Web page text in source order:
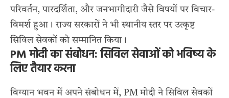
परिवर्तन, पारदर्शिता, और जनभागीदारी जैसे विषयों पर विचार-
विमर्श हुआ। राज्य सरकारों ने भी स्थानीय स्तर पर उत्कृष्ट
सिविल सेवकों को सम्मानित किया।
PM मोदी का संबोधन: सिविल सेवाओं को भविष्य के
लिए तैयार करना
विग्यान भवन में अपने संबोधन में, PM मोदी ने सिविल सेवकों